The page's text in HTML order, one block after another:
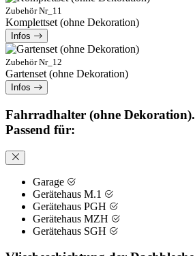
Zubehör Nr_11
Komplettset (ohne Dekoration)
Infos
Zubehör Nr_12
Gartenset (ohne Dekoration)
Infos
Fahrradhalter (ohne Dekoration).
Passend für:
Garage
Gerätehaus M.1
Gerätehaus PGH
Gerätehaus MZH
Gerätehaus SGH